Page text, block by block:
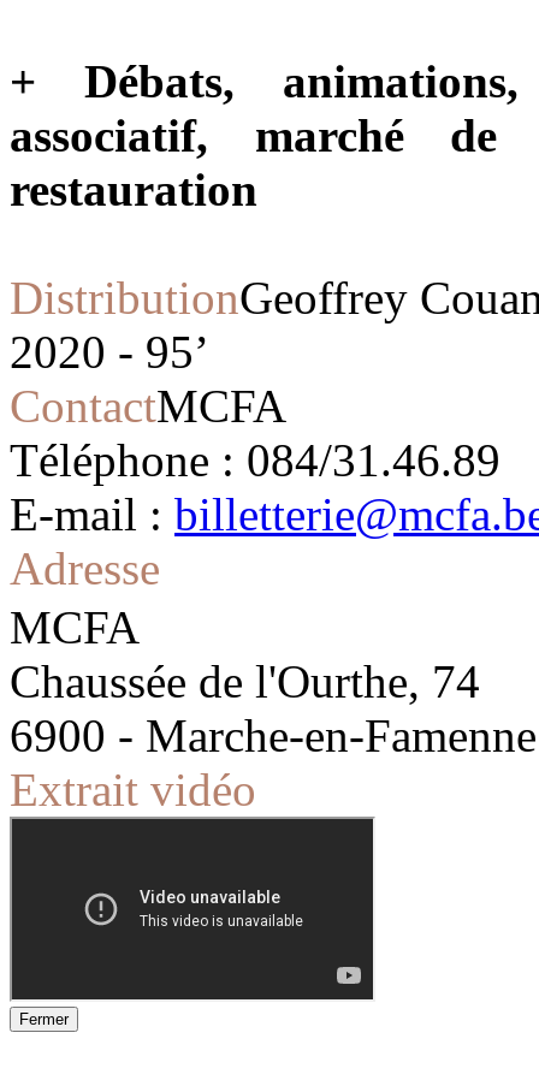
+ Débats,
associatif, marché de
restauration
DistributionGeoffrey
2020 - 95’
ContactMCFA
Téléphone : 084/31.46.89
E-mail :
Adresse
MCFA
Chaussée de l'Ourthe, 74
6900 - Marche-en-Famenne
Extrait vidéo
Fermer